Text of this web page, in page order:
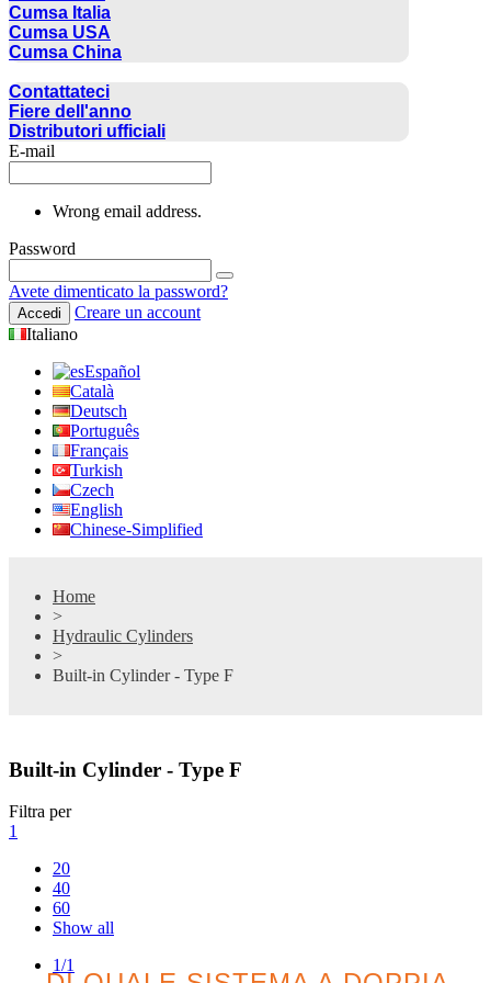
Cumsa Italia
Cumsa USA
Cumsa China
Contattateci
Fiere dell'anno
Distributori ufficiali
E-mail
Wrong email address.
Password
Avete dimenticato la password?
Accedi
Creare un account
Italiano
Español
Català
Deutsch
Português
Français
Turkish
Czech
English
Chinese-Simplified
Home
>
Hydraulic Cylinders
>
Built-in Cylinder - Type F
Built-in Cylinder - Type F
Filtra per
1
20
40
60
Show all
1/1